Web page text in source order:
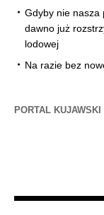
Gdyby nie nasza
dawno już
lodowej
Na razie bez
PORTAL KUJAWSKI